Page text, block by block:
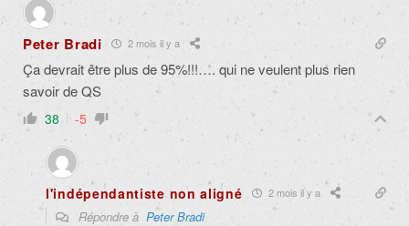
Peter Bradi 2 mois il y a
Ça devrait être plus de 95%!!!…. qui ne veulent plus rien
savoir de QS
38 -5
l'indépendantiste non aligné 2 mois il y a
Répondre à Peter Bradi